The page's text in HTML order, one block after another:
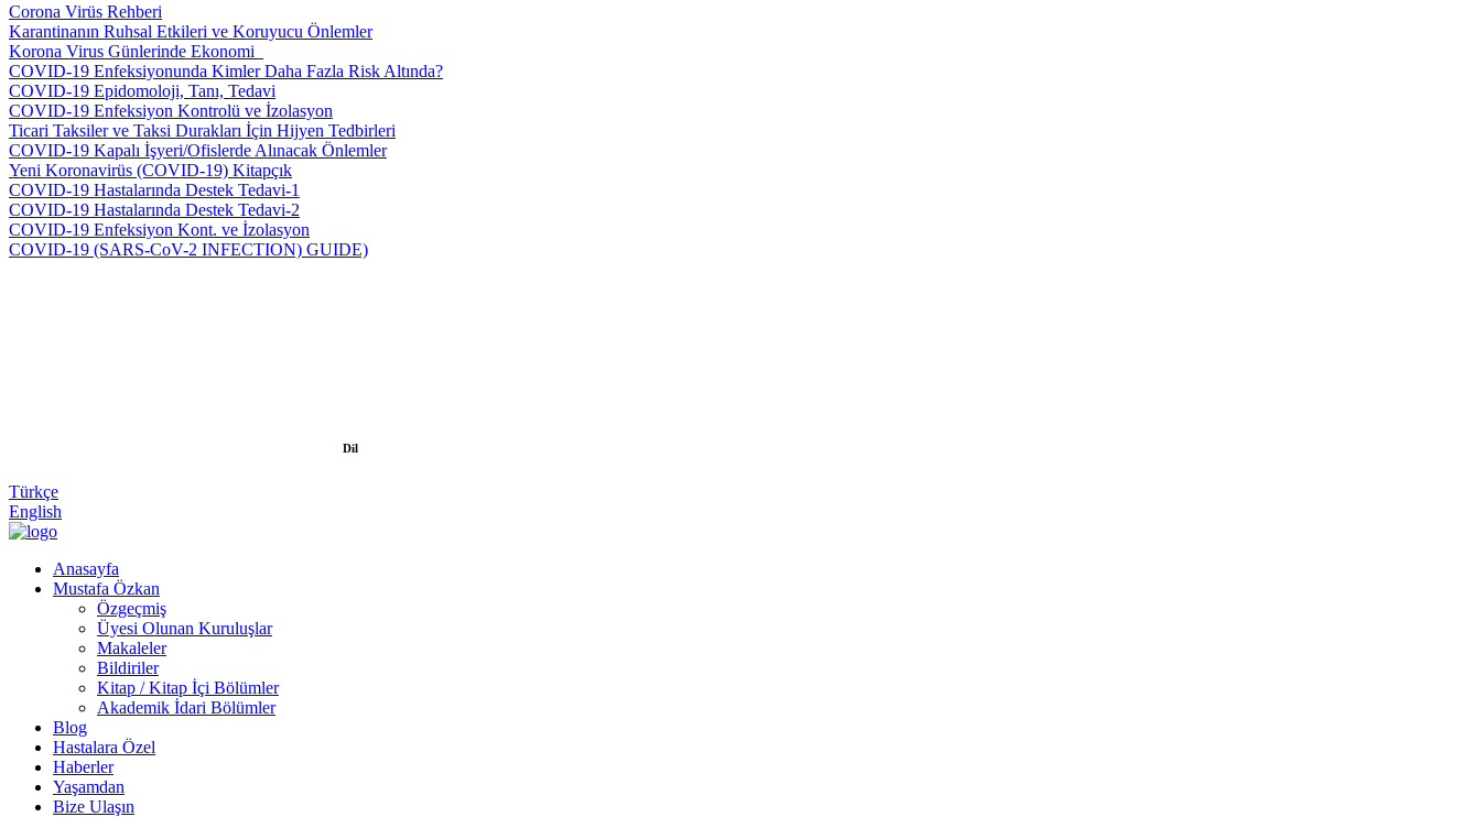
Corona Virüs Rehberi
Karantinanın Ruhsal Etkileri ve Koruyucu Önlemler
Korona Virus Günlerinde Ekonomi_
COVID-19 Enfeksiyonunda Kimler Daha Fazla Risk Altında?
COVID-19 Epidomoloji, Tanı, Tedavi
COVID-19 Enfeksiyon Kontrolü ve İzolasyon
Ticari Taksiler ve Taksi Durakları İçin Hijyen Tedbirleri
COVID-19 Kapalı İşyeri/Ofislerde Alınacak Önlemler
Yeni Koronavirüs (COVID-19) Kitapçık
COVID-19 Hastalarında Destek Tedavi-1
COVID-19 Hastalarında Destek Tedavi-2
COVID-19 Enfeksiyon Kont. ve İzolasyon
COVID-19 (SARS-CoV-2 INFECTION) GUIDE)
Dil
Türkçe
English
Anasayfa
Mustafa Özkan
Özgeçmiş
Üyesi Olunan Kuruluşlar
Makaleler
Bildiriler
Kitap / Kitap İçi Bölümler
Akademik İdari Bölümler
Blog
Hastalara Özel
Haberler
Yaşamdan
Bize Ulaşın